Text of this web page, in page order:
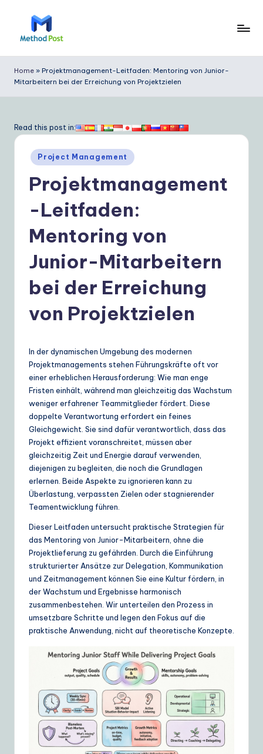
e
t
o
G
Y
o
D
ai
ly
ui
d
o
A
Home » Projektmanagement-Leitfaden: Mentoring von Junior-
Mitarbeitern bei der Erreichung von Projektzielen
Read this post in:
Posted
in
Project Management
Projektmanagement
-Leitfaden:
Mentoring von
Junior-Mitarbeitern
bei der Erreichung
von Projektzielen
In der dynamischen Umgebung des modernen
Projektmanagements stehen Führungskräfte oft vor
einer erheblichen Herausforderung: Wie man enge
Fristen einhält, während man gleichzeitig das Wachstum
weniger erfahrener Teammitglieder fördert. Diese
doppelte Verantwortung erfordert ein feines
Gleichgewicht. Sie sind dafür verantwortlich, dass das
Projekt effizient voranschreitet, müssen aber
gleichzeitig Zeit und Energie darauf verwenden,
diejenigen zu begleiten, die noch die Grundlagen
erlernen. Beide Aspekte zu ignorieren kann zu
Überlastung, verpassten Zielen oder stagnierender
Teamentwicklung führen.
Dieser Leitfaden untersucht praktische Strategien für
das Mentoring von Junior-Mitarbeitern, ohne die
Projektlieferung zu gefährden. Durch die Einführung
strukturierter Ansätze zur Delegation, Kommunikation
und Zeitmanagement können Sie eine Kultur fördern, in
der Wachstum und Ergebnisse harmonisch
zusammenbestehen. Wir unterteilen den Prozess in
umsetzbare Schritte und legen den Fokus auf die
praktische Anwendung, nicht auf theoretische Konzepte.